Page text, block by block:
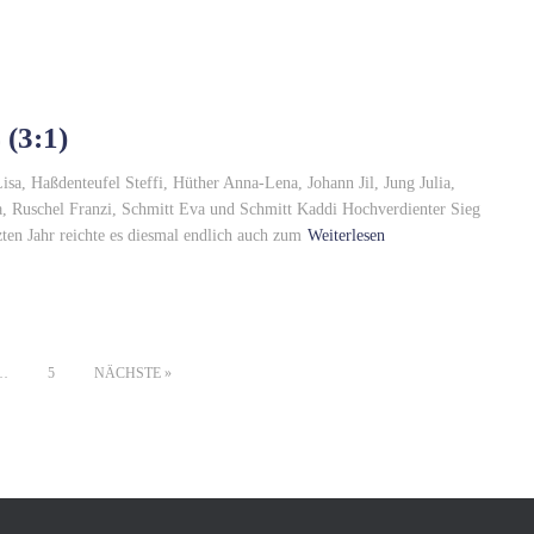
(3:1)
Haßdenteufel Steffi, Hüther Anna-Lena, Johann Jil, Jung Julia,
Franzi, Schmitt Eva und Schmitt Kaddi Hochverdienter Sieg
Jahr reichte es diesmal endlich auch zum Weiterlesen
5 NÄCHSTE